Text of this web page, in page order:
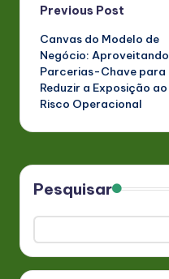
Post
navigation
Previous Post
Canvas do Modelo de
Negócio: Aproveitando
Parcerias-Chave para
Reduzir a Exposição ao
Risco Operacional
Pesquisar